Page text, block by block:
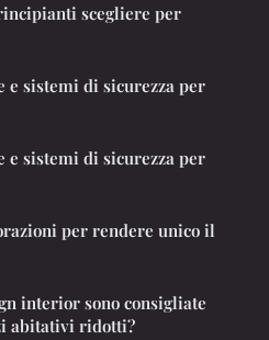
scegliere per
e sistemi di sicurezza per
e sistemi di sicurezza per
per rendere unico il
interior sono consigliate
abitativi ridotti?